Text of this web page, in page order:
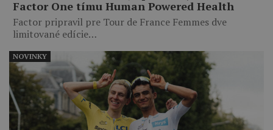
Factor One tímu Human Powered Health
Factor pripravil pre Tour de France Femmes dve
limitované edície…
NOVINKY